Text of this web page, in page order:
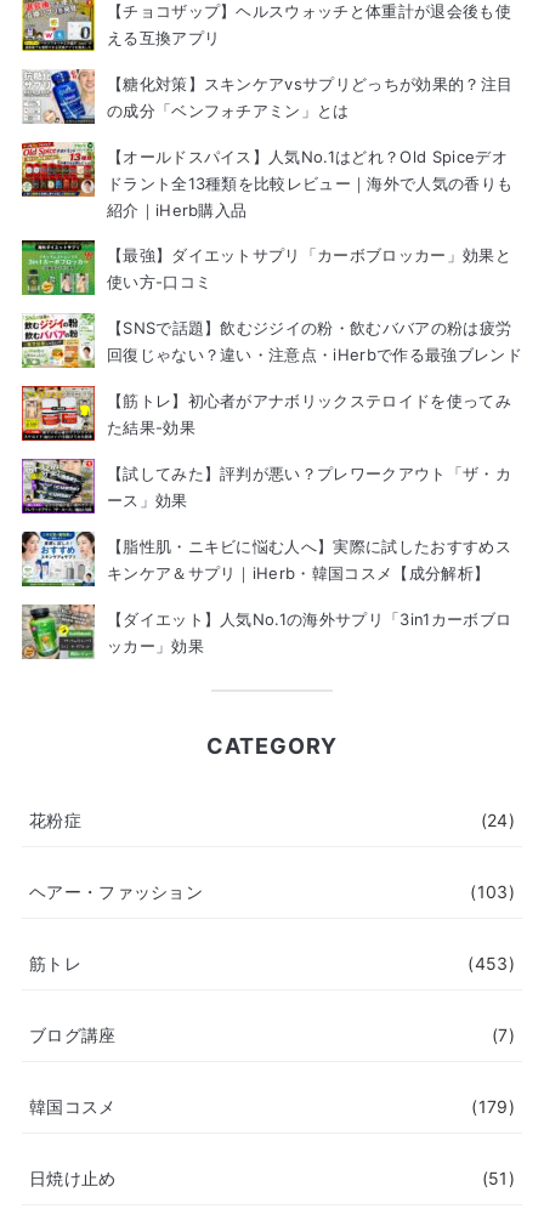
【チョコザップ】ヘルスウォッチと体重計が退会後も使
える互換アプリ
【糖化対策】スキンケアvsサプリどっちが効果的？注目
の成分「ベンフォチアミン」とは
【オールドスパイス】人気No.1はどれ？Old Spiceデオ
ドラント全13種類を比較レビュー｜海外で人気の香りも
紹介｜iHerb購入品
【最強】ダイエットサプリ「カーボブロッカー」効果と
使い方-口コミ
【SNSで話題】飲むジジイの粉・飲むババアの粉は疲労
回復じゃない？違い・注意点・iHerbで作る最強ブレンド
【筋トレ】初心者がアナボリックステロイドを使ってみ
た結果-効果
【試してみた】評判が悪い？プレワークアウト「ザ・カ
ース」効果
【脂性肌・ニキビに悩む人へ】実際に試したおすすめス
キンケア＆サプリ｜iHerb・韓国コスメ【成分解析】
【ダイエット】人気No.1の海外サプリ「3in1カーボブロ
ッカー」効果
CATEGORY
花粉症 (24)
ヘアー・ファッション (103)
筋トレ (453)
ブログ講座 (7)
韓国コスメ (179)
日焼け止め (51)